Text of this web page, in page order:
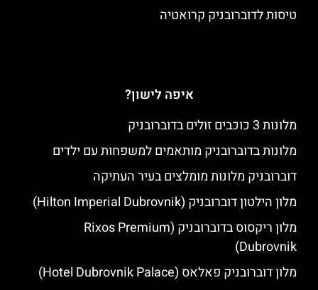
טיסות לדוברובניק קרואטיה
איפה לישון?
מלונות 3 כוכבים זולים בדוברובניק
מלונות בדוברובניק מותאמים למשפחות עם ילדים
דוברובניק מלונות מומלצים בעיר העתיקה
מלון הילטון דוברובניק (Hilton Imperial Dubrovnik)
מלון ריקסוס בדוברובניק (Rixos Premium
Dubrovnik)
מלון דוברובניק פאלאס (Hotel Dubrovnik Palace)